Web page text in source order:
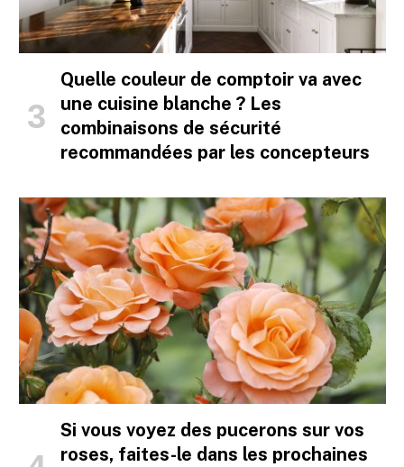
Quelle couleur de comptoir va avec
une cuisine blanche ? Les
combinaisons de sécurité
recommandées par les concepteurs
Si vous voyez des pucerons sur vos
roses, faites-le dans les prochaines